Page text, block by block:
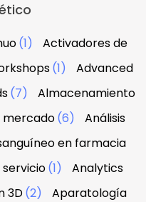
(1)
Activadores de
(1)
Advanced
(7)
Almacenamiento
mercado(6)
Análisis
en farmacia
(1)
Analytics
3D(2)
Aparatología